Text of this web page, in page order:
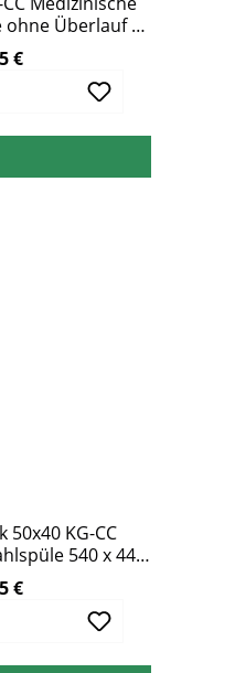
ohne Überlauf Ø
€
50x40 KG-CC
540 x 440
€